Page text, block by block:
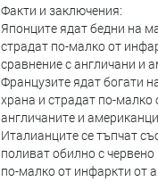
Факти и заключения:
Японците ядат бедни на
страдат по-малко от
сравнение с англичани и
Французите ядат богати
храна и страдат по-малко
англичаните и
Италианците се тъпчат
поливат обилно с
по-малко от инфаркти от